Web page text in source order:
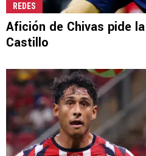
REDES
Afición de Chivas pide
Castillo